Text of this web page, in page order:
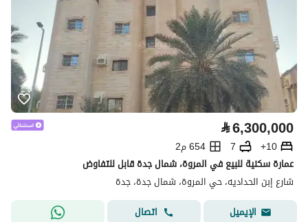
⃁6,300,000
10+
7
654 م2
عمارة سكنية للبيع في المروة، شمال جدة قابل للتفاوض
شارع إبن الحداديه، حي المروة، شمال جدة، جدة
الإيميل
اتصال